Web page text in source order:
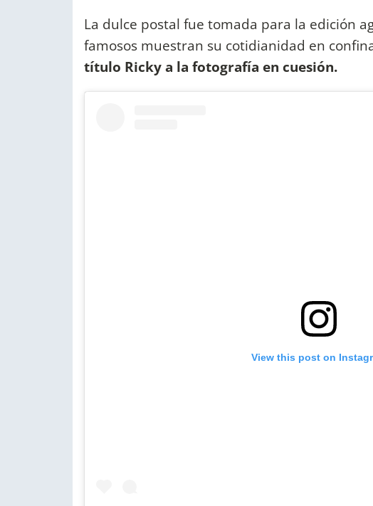
La dulce postal fue tomada para la edición
famosos muestran su cotidianidad en
título Ricky a la fotografía en cuesión.
View this post on